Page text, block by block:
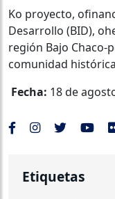
Ko proyecto,
Desarrollo (BID),
región Bajo Chaco-
comunidad
Fecha: 18 de
Etiquetas